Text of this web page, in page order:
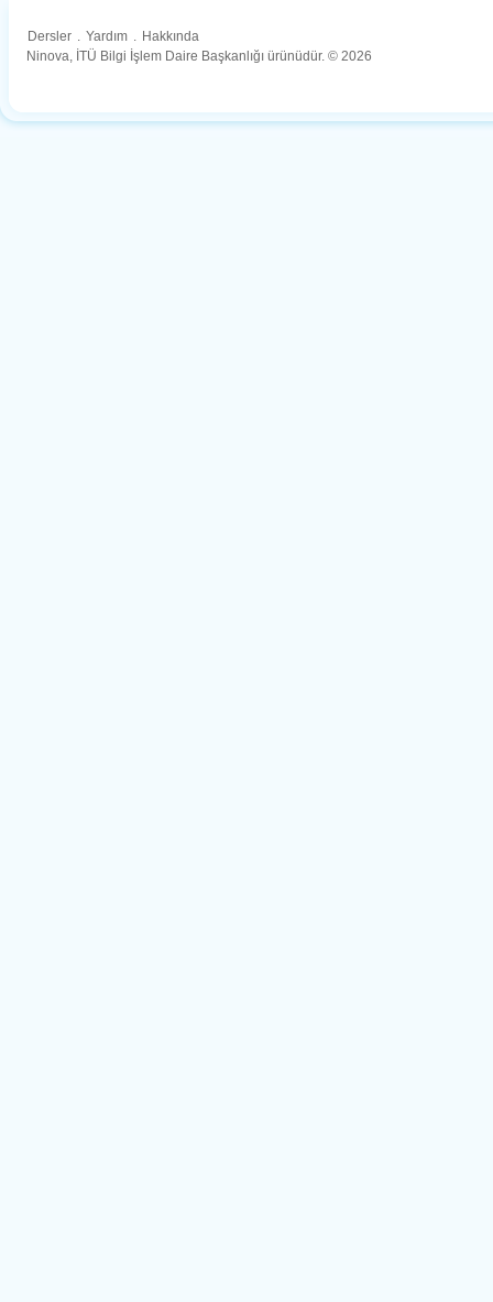
Dersler . Yardım . Hakkında
Ninova, İTÜ Bilgi İşlem Daire Başkanlığı ürünüdür. © 2026